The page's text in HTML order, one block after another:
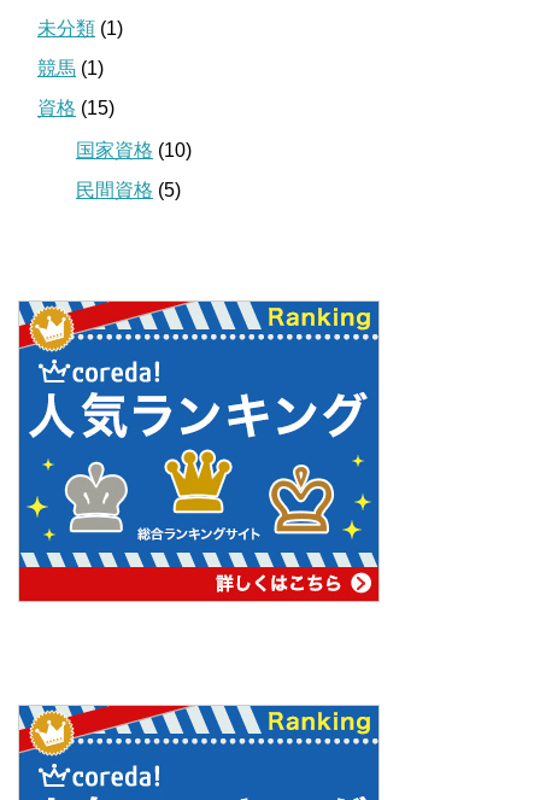
未分類 (1)
競馬 (1)
資格 (15)
国家資格 (10)
民間資格 (5)